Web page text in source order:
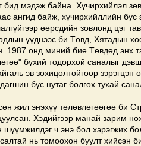
бид мэдэж байна. Хүчирхийлэл
ангид байж, хүчирхийллийн бус
өөрсдийн зовлонд цэг
үүднээс би Төвд, Хятадын
1987 онд миний бие Төвдөд энх
бүхий тодорхой саналыг
эв зохицолтойгоор
бүс нутаг болгох тухай
жил энэхүү төлөвлөгөөгөө би
Хэдийгээр манай зарим
шүүмжилдэг ч энэ бол хэрэгжих
нь томоохон буулт хийсэн